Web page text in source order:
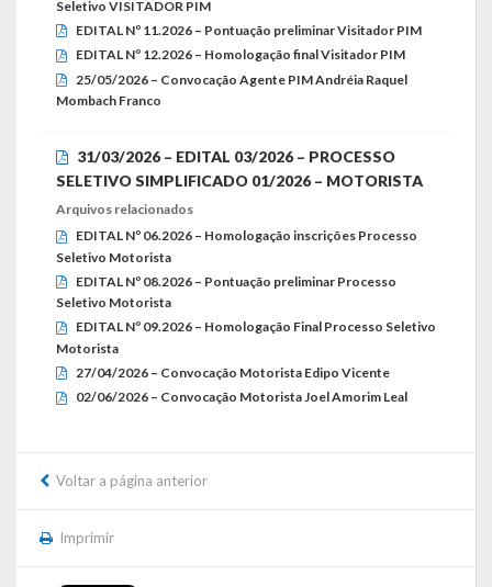
Desenvolvimento Social
Educação, Cultura, Turismo, Desporto e Lazer
Saúde
Histórias
A História da Comunidade Católica Nossa Senhora de Lourdes
de Vila Seca
A História da Comunidade Evangélica de Linha Kronenthal
Brasil de Lagoa dos Três Cantos
A história marcante do Grêmio Esportivo Lagoense: uma história
Seletivo VISITADOR PIM
EDITAL Nº 11.2026 – Pontuação preliminar Visitador PIM
EDITAL Nº 12.2026 – Homologação final Visitador PIM
25/05/2026 – Convocação Agente PIM Andréia Raquel
Mombach Franco
31/03/2026 – EDITAL 03/2026 – PROCESSO
SELETIVO SIMPLIFICADO 01/2026 – MOTORISTA
Arquivos relacionados
EDITAL Nº 06.2026 – Homologação inscrições Processo
Seletivo Motorista
EDITAL Nº 08.2026 – Pontuação preliminar Processo
Seletivo Motorista
EDITAL Nº 09.2026 – Homologação Final Processo Seletivo
Motorista
27/04/2026 – Convocação Motorista Edipo Vicente
02/06/2026 – Convocação Motorista Joel Amorim Leal
Voltar a página anterior
Imprimir